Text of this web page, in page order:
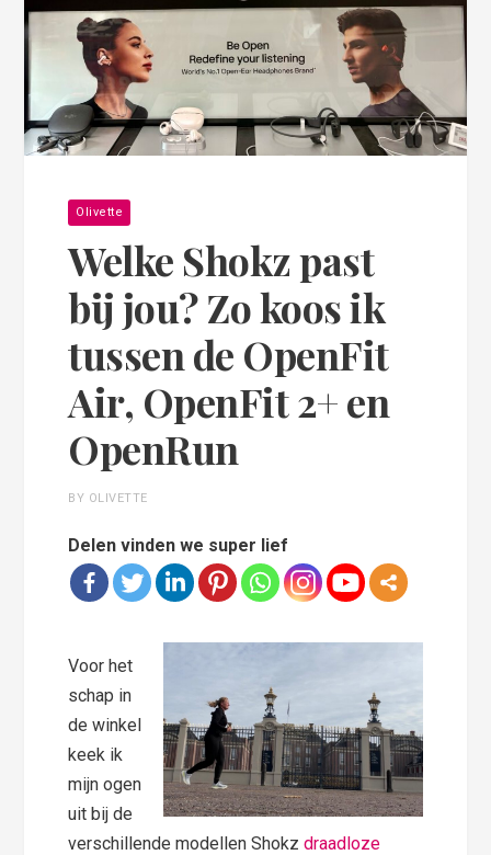
Olivette
Welke Shokz past
bij jou? Zo koos ik
tussen de OpenFit
Air, OpenFit 2+ en
OpenRun
BY OLIVETTE
Delen vinden we super lief
Voor het
schap in
de winkel
keek ik
mijn ogen
uit bij de
verschillende modellen Shokzdraadloze